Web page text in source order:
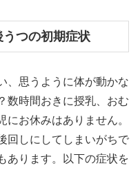
つの初期症状
、思うように体が動かな
数時間おきに授乳、おむ
お休みはありません。
回しにしてしまいがちで
あります。以下の症状を